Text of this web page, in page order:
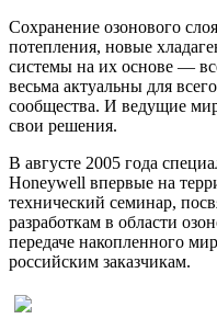
Сохранение озонового
потепления, новые
системы на их основе —
весьма актуальны для
сообщества. И ведущие
свои решения.
В августе 2005 года
Honeywell впервые на
технический семинар,
разработкам в области
передаче накопленного
российским заказчикам.